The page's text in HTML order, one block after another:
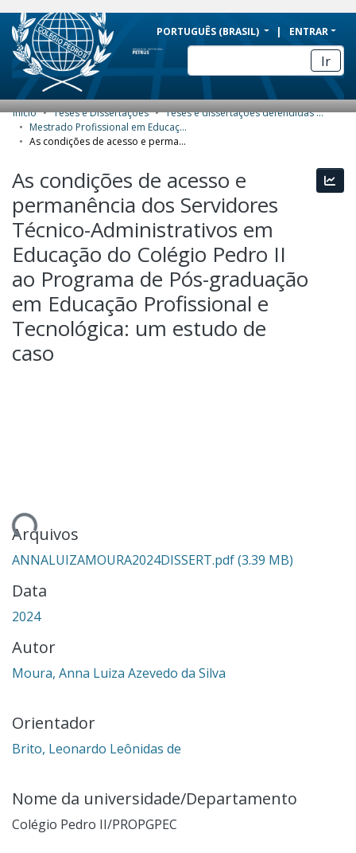
BRAZIL
Simplifique!
Comunica BR
Participe
Acesso à informação
Canais
PORTUGUÊS (BRASIL) ENTRAR
Ir
COMUNIDADES E COLEÇÕES
ESTATÍSTICAS
SOBRE
Início Teses e Dissertações
Teses e dissertações defendidas no CPII
Mestrado Profissional em Educação Profissional e Tecnológica (ProfEPT) - Dissertações
As condições de acesso e permanência dos Servidores Técnico-Administrativos em Educação do Colégio Pedro II ao Programa de Pós-graduação em Educação Profissional e Tecnológica: um estudo de caso
As condições de acesso e
permanência dos Servidores
Técnico-Administrativos em
Educação do Colégio Pedro II
ao Programa de Pós-graduação
em Educação Profissional e
Tecnológica: um estudo de
caso
Arquivos
ANNALUIZAMOURA2024DISSERT.pdf(3.39 MB)
Data
2024
Autor
Moura, Anna Luiza Azevedo da Silva
Orientador
Brito, Leonardo Leônidas de
Nome da universidade/Departamento
Colégio Pedro II/PROPGPEC